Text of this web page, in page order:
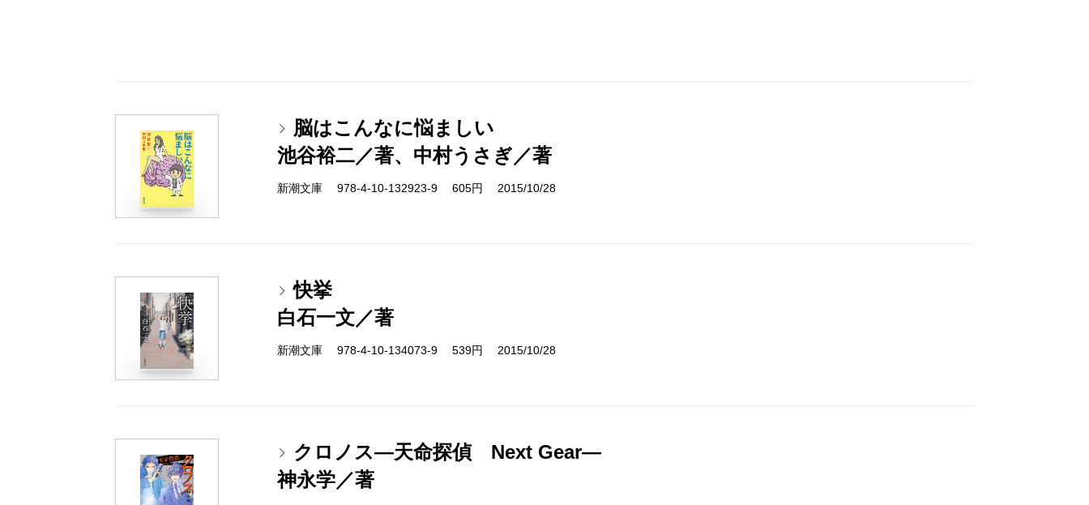
脳はこんなに悩ましい
池谷裕二／著、中村うさぎ／著
新潮文庫 978-4-10-132923-9 605円 2015/10/28
快挙
白石一文／著
新潮文庫 978-4-10-134073-9 539円 2015/10/28
クロノス―天命探偵 Next Gear―
神永学／著